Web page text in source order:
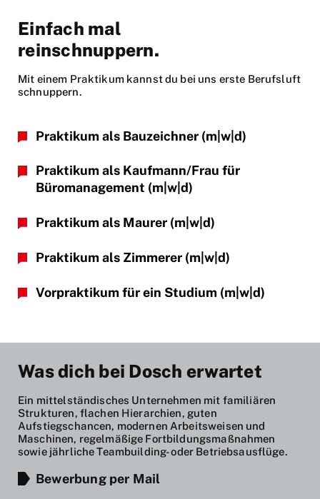
Einfach mal
reinschnuppern.
Mit einem Praktikum kannst du bei uns erste Berufsluft
schnuppern.
Praktikum als Bauzeichner (m|w|d)
Praktikum als Kaufmann/Frau für
Büromanagement (m|w|d)
Praktikum als Maurer (m|w|d)
Praktikum als Zimmerer (m|w|d)
Vorpraktikum für ein Studium (m|w|d)
Was dich bei Dosch erwartet
Ein mittelständisches Unternehmen mit familiären
Strukturen, flachen Hierarchien, guten
Aufstiegschancen, modernen Arbeitsweisen und
Maschinen, regelmäßige Fortbildungsmaßnahmen
sowie jährliche Teambuilding- oder Betriebsausflüge.
Bewerbung per Mail